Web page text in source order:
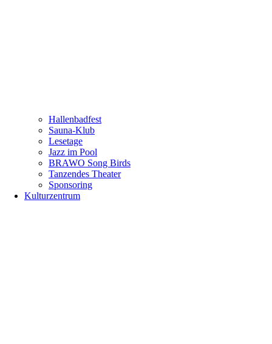
Hallenbadfest
Sauna-Klub
Lesetage
Jazz im Pool
BRAWO Song Birds
Tanzendes Theater
Sponsoring
Kulturzentrum